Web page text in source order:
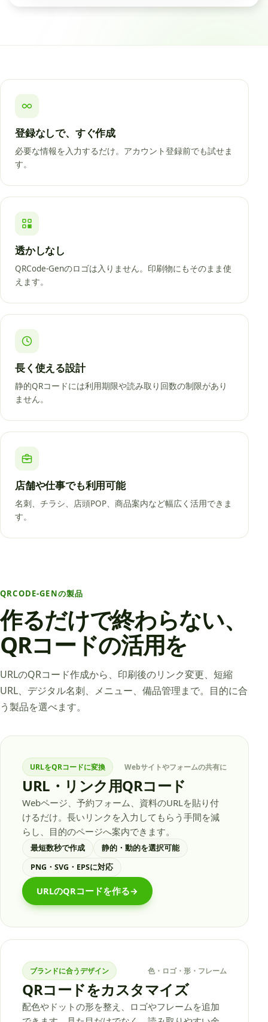
QRCode-Genの製品
登録なしで、すぐ作成
必要な情報を入力するだけ。アカウント登録前でも試せま
す。
透かしなし
QRCode-Genのロゴは入りません。印刷物にもそのまま使
えます。
長く使える設計
静的QRコードには利用期限や読み取り回数の制限があり
ません。
店舗や仕事でも利用可能
名刺、チラシ、店頭POP、商品案内など幅広く活用できま
す。
QRCODE-GENの製品
作るだけで終わらない、
QRコードの活用を
URLのQRコード作成から、印刷後のリンク変更、短縮
URL、デジタル名刺、メニュー、備品管理まで。目的に合
う製品を選べます。
URLをQRコードに変換 Webサイトやフォームの共有に
URL・リンク用QRコード
Webページ、予約フォーム、資料のURLを貼り付
けるだけ。長いリンクを入力してもらう手間を減
らし、目的のページへ案内できます。
最短数秒で作成
静的・動的を選択可能
PNG・SVG・EPSに対応
URLのQRコードを作る→
ブランドに合うデザイン 色・ロゴ・形・フレーム
QRコードをカスタマイズ
配色やドットの形を整え、ロゴやフレームを追加